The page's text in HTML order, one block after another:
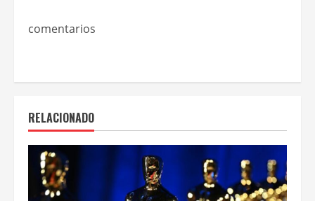
comentarios
RELACIONADO